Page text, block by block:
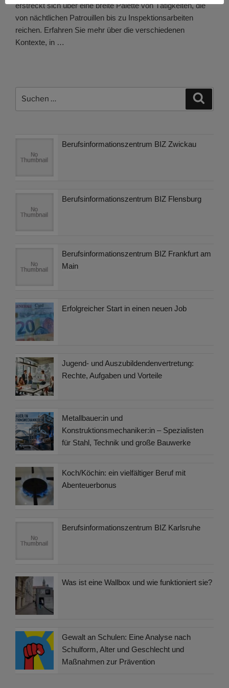
erstreckt sich über eine breite Palette von Tätigkeiten, die
von nächtlichen Patrouillen bis zu Inspektionsarbeiten
reichen. Erfahren Sie mehr über die verschiedenen
Kontexte, in …
Berufsinformationszentrum BIZ Zwickau
Berufsinformationszentrum BIZ Flensburg
Berufsinformationszentrum BIZ Frankfurt am
Main
Erfolgreicher Start in einen neuen Job
Jugend- und Auszubildendenvertretung:
Rechte, Aufgaben und Vorteile
Metallbauer:in und
Konstruktionsmechaniker:in – Spezialisten
für Stahl, Technik und große Bauwerke
Koch/Köchin: ein vielfältiger Beruf mit
Abenteuerbonus
Berufsinformationszentrum BIZ Karlsruhe
Was ist eine Wallbox und wie funktioniert sie?
Gewalt an Schulen: Eine Analyse nach
Schulform, Alter und Geschlecht und
Maßnahmen zur Prävention